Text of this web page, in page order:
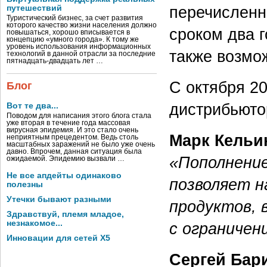
путешествий
Туристический бизнес, за счет развития
которого качество жизни населения должно
повышаться, хорошо вписывается в
концепцию «умного города». К тому же
уровень использования информационных
технологий в данной отрасли за последние
пятнадцать-двадцать лет …
Блог
Вот те два...
Поводом для написания этого блога стала
уже вторая в течение года массовая
вирусная эпидемия. И это стало очень
неприятным прецедентом. Ведь столь
масштабных заражений не было уже очень
давно. Впрочем, данная ситуация была
ожидаемой. Эпидемию вызвали …
Не все апдейты одинаково
полезны
Утечки бывают разными
Здравствуй, племя младое,
незнакомое...
Инновации для сетей X5
сроком два
также
С октября
Марк
позволяет
продуктов,
с
Сергей